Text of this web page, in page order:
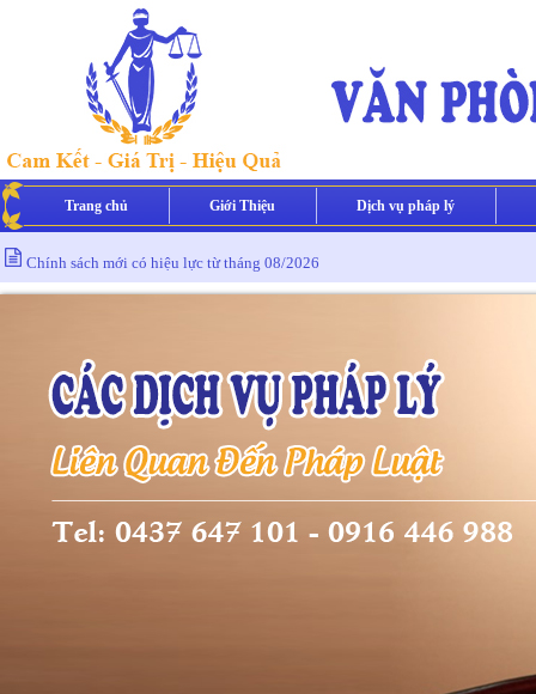
Trang chủ Giới Thiệu Dịch vụ pháp lý
Chính sách mới có hiệu lực từ tháng 07/2026
Chính sách mới có hiệu lực từ tháng 05/2026
Chính sách mới có hiệu lực từ tháng 02/2026
Chính sách mới có hiệu lực từ tháng 01/2026
Chính sách mới có hiệu lực từ tháng 08/2026